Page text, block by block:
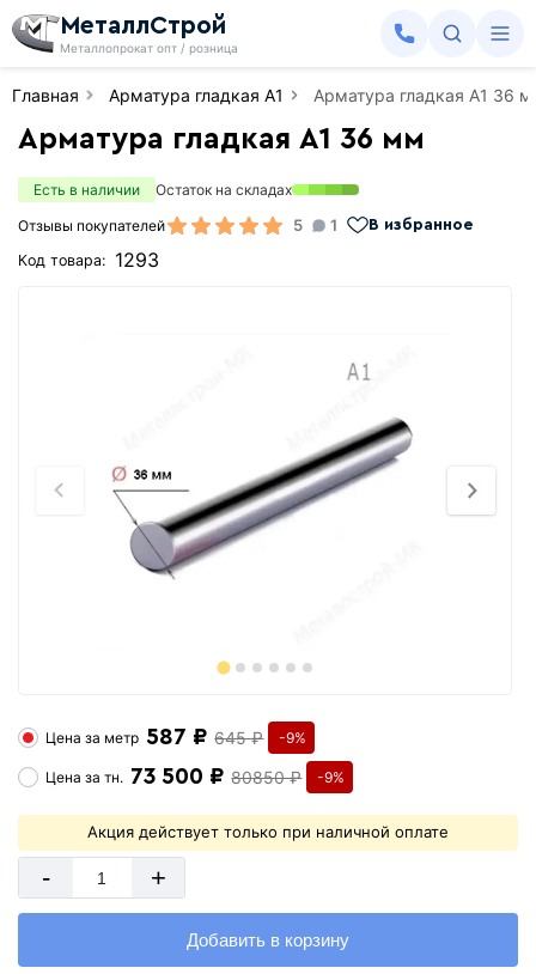
МеталлСтрой
Металлопрокат опт / розница
Главная Арматура гладкая А1 Арматура гладкая А1 36
Арматура гладкая А1 36 мм
Есть в наличии
Остаток на складах
Отзывы покупателей
5 1 В избранное
Код товара: 1293
Цена за метр 587 ₽ 645 ₽ -9%
Цена затн. 73 500 ₽ 80850 ₽ -9%
Акция действует только при наличной оплате
- +
Добавить в корзину